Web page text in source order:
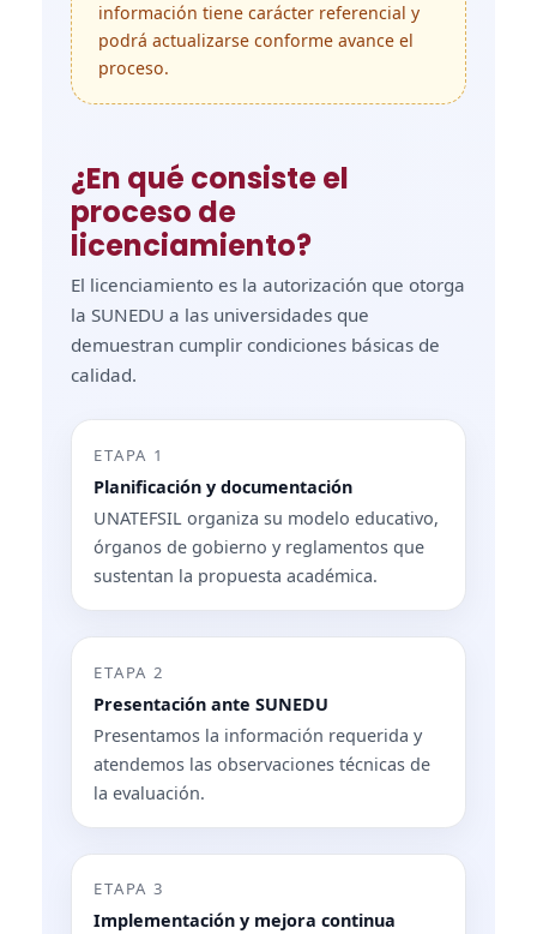
información tiene carácter referencial y
podrá actualizarse conforme avance el
proceso.
¿En qué consiste el
proceso de
licenciamiento?
El licenciamiento es la autorización que otorga
la SUNEDU a las universidades que
demuestran cumplir condiciones básicas de
calidad.
ETAPA 1
Planificación y documentación
UNATEFSIL organiza su modelo educativo,
órganos de gobierno y reglamentos que
sustentan la propuesta académica.
ETAPA 2
Presentación ante SUNEDU
Presentamos la información requerida y
atendemos las observaciones técnicas de
la evaluación.
ETAPA 3
Implementación y mejora continua